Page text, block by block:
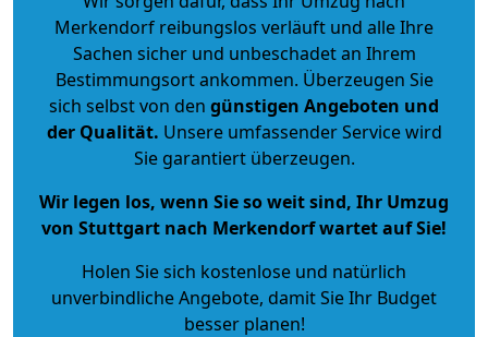
Merkendorf reibungslos verläuft und alle Ihre
Sachen sicher und unbeschadet an Ihrem
Bestimmungsort ankommen. Überzeugen Sie
sich selbst von den günstigen Angeboten und
der Qualität. Unsere umfassender Service wird
Sie garantiert überzeugen.
Wir legen los, wenn Sie so weit sind, Ihr Umzug
von Stuttgart nach Merkendorf wartet auf Sie!
Holen Sie sich kostenlose und natürlich
unverbindliche Angebote, damit Sie Ihr Budget
besser planen!